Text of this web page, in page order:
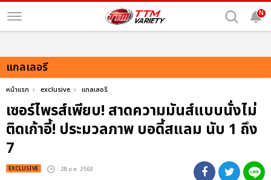
N
แกลเลอรี
หน้าแรก exclusive แกลเลอรี
เซอร์ไพรส์เพียบ! สาดความมันส์แบบนั่งไม่
ติดเก้าอี้! ประมวลภาพ บอดี้สแลม นับ 1 ถึง
7
EXCLUSIVE : 28 ม.ค. 2563